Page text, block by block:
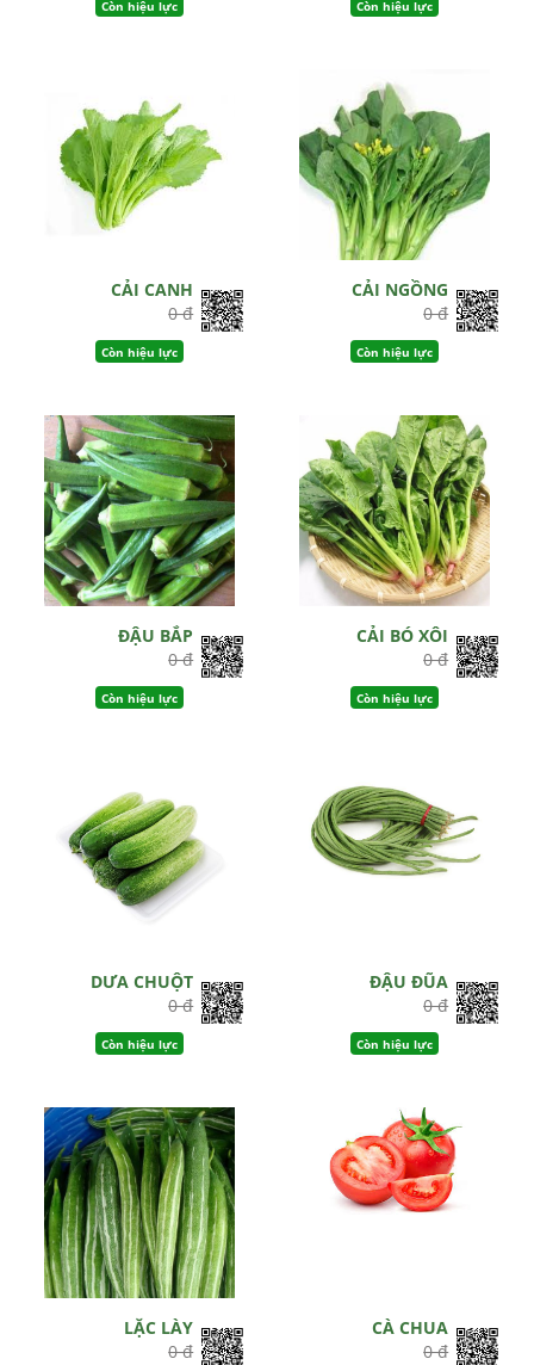
Còn hiệu lực Còn hiệu lực
CẢI CANH
0 đ
Còn hiệu lực
CẢI NGỒNG
0 đ
Còn hiệu lực
ĐẬU BẮP
0 đ
Còn hiệu lực
CẢI BÓ XÔI
0 đ
Còn hiệu lực
DƯA CHUỘT
0 đ
Còn hiệu lực
ĐẬU ĐŨA
0 đ
Còn hiệu lực
LẶC LÀY
0 đ
CÀ CHUA
0 đ